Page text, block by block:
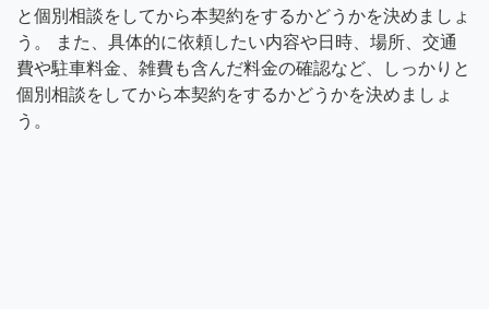
と個別相談をしてから本契約をするかどうかを決めましょ
う。 また、具体的に依頼したい内容や日時、場所、交通
費や駐車料金、雑費も含んだ料金の確認など、しっかりと
個別相談をしてから本契約をするかどうかを決めましょ
う。